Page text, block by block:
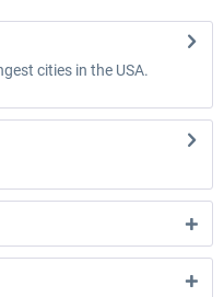
cities in the USA.